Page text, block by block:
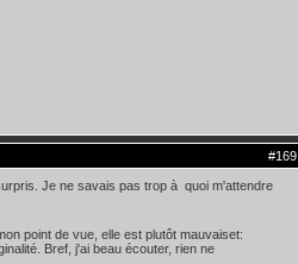
#169
Je ne savais pas trop à quoi m'attendre
point de vue, elle est plutôt mauvaiset:
Bref, j'ai beau écouter, rien ne